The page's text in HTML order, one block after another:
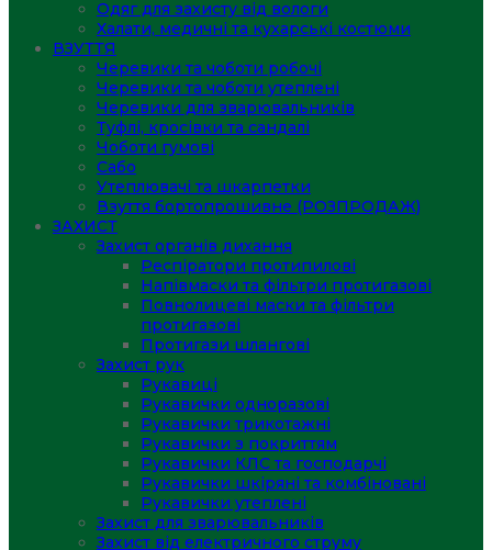
Одяг для захисту від вологи
Халати, медичні та кухарські костюми
ВЗУТТЯ
Черевики та чоботи робочі
Черевики та чоботи утеплені
Черевики для зварювальників
Туфлі, кросівки та сандалі
Чоботи гумові
Сабо
Утеплювачі та шкарпетки
Взуття бортопрошивне (РОЗПРОДАЖ)
ЗАХИСТ
Захист органів дихання
Респіратори протипилові
Напівмаски та фільтри протигазові
Повнолицеві маски та фільтри
протигазові
Протигази шлангові
Захист рук
Рукавиці
Рукавички одноразові
Рукавички трикотажні
Рукавички з покриттям
Рукавички КЛС та господарчі
Рукавички шкіряні та комбіновані
Рукавички утеплені
Захист для зварювальників
Захист від електричного струму